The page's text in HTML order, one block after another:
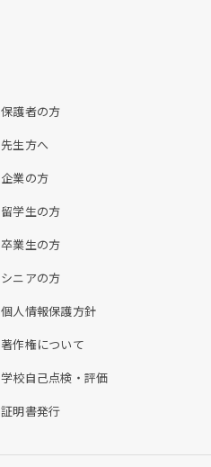
保護者の方
先生方へ
企業の方
留学生の方
卒業生の方
シニアの方
個人情報保護方針
著作権について
学校自己点検・評価
証明書発行